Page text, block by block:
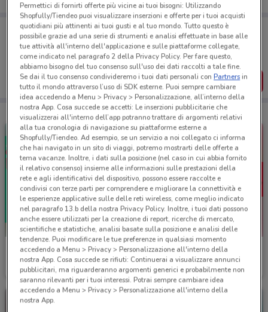
Porta DoveConviene sempre con te!
Puoi trovare le migliori offerte dei negozi vicino a te,
salvarle e creare la tua lista del risparmio, comodamente
dal tuo cellulare.
SCARICA L’APP
Roadhouse Restaurant
Scade il 18/08 15.6 km
Roadhouse Restaurant
Scade il 18/08 15.6 km
Permettici di fornirti offerte più vicine ai tuoi bisogni: Utilizzando
Shopfully/Tiendeo puoi visualizzare inserzioni e offerte per i tuoi acquisti
quotidiani più attinenti ai tuoi gusti e al tuo mondo. Tutto questo è
possibile grazie ad una serie di strumenti e analisi effettuate in base alle
tue attività all'interno dell'applicazione e sulle piattaforme collegate,
come indicato nel paragrafo 2 della Privacy Policy. Per fare questo,
abbiamo bisogno del tuo consenso sull'uso dei dati raccolti a tale fine.
Se dai il tuo consenso condivideremo i tuoi dati personali conPartnersin
tutto il mondo attraverso l’uso di SDK esterne. Puoi sempre cambiare
idea accedendo a Menu > Privacy > Personalizzazione, all’interno della
nostra App. Cosa succede se accetti: Le inserzioni pubblicitarie che
visualizzerai all'interno dell’app potranno trattare di argomenti relativi
alla tua cronologia di navigazione su piattaforme esterne a
Shopfully/Tiendeo. Ad esempio, se un servizio a noi collegato ci informa
che hai navigato in un sito di viaggi, potremo mostrarti delle offerte a
tema vacanze. Inoltre, i dati sulla posizione (nel caso in cui abbia fornito
il relativo consenso) insieme alle informazioni sulle prestazioni della
rete e agli identificativi del dispositivo, possono essere raccolte e
condivisi con terze parti per comprendere e migliorare la connettività e
le esperienze applicative sulle delle reti wireless, come meglio indicato
nel paragrafo 13.b della nostra Privacy Policy. Inoltre, i tuoi dati possono
anche essere utilizzati per la creazione di report, ricerche di mercato,
scientifiche e statistiche, analisi basate sulla posizione e analisi delle
tendenze. Puoi modificare le tue preferenze in qualsiasi momento
accedendo a Menu > Privacy > Personalizzazione all'interno della
nostra App. Cosa succede se rifiuti: Continuerai a visualizzare annunci
pubblicitari, ma riguarderanno argomenti generici e probabilmente non
saranno rilevanti per i tuoi interessi. Potrai sempre cambiare idea
accedendo a Menu > Privacy > Personalizzazione all'interno della
nostra App.